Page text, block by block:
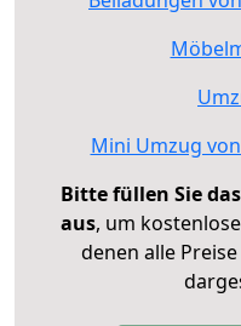
Mini Umzug
Bitte füllen Sie
aus, um
denen alle